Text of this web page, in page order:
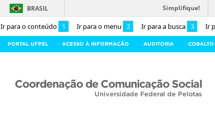
Ir para o conteúdo 1 Ir para o menu 2 Ir para a busca 3 Ir
BRASIL Simplifique!
PORTAL UFPEL ACESSO À INFORMAÇÃO AUDITORIA COBALTO
Coordenação de Comunicação Social
Universidade Federal de Pelotas